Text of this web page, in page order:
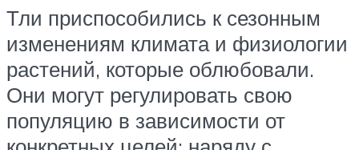
Тли приспособились к сезонным
изменениям климата и физиологии
растений, которые облюбовали.
Они могут регулировать свою
популяцию в зависимости от